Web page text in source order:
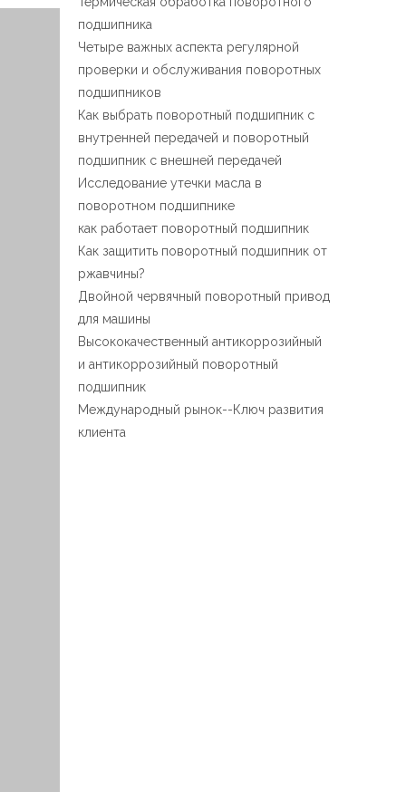
подшипника
Четыре важных аспекта регулярной
проверки и обслуживания поворотных
подшипников
Как выбрать поворотный подшипник с
внутренней передачей и поворотный
подшипник с внешней передачей
Исследование утечки масла в
поворотном подшипнике
как работает поворотный подшипник
Как защитить поворотный подшипник от
ржавчины?
Двойной червячный поворотный привод
для машины
Высококачественный антикоррозийный
и антикоррозийный поворотный
подшипник
Международный рынок--Ключ развития
клиента